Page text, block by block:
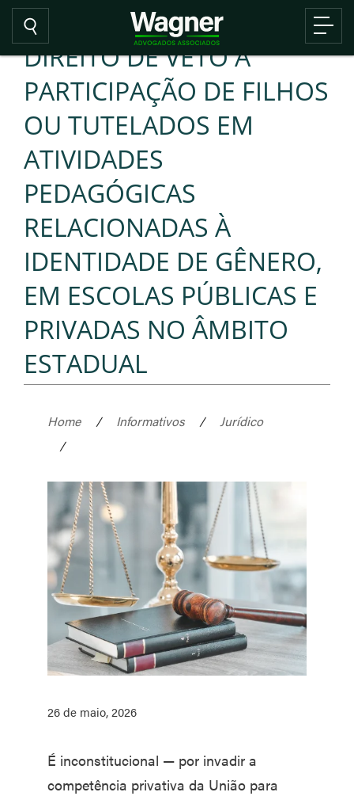
DIREITO DE VETO À
PARTICIPAÇÃO DE FILHOS
OU TUTELADOS EM
ATIVIDADES
PEDAGÓGICAS
RELACIONADAS À
IDENTIDADE DE GÊNERO,
EM ESCOLAS PÚBLICAS E
PRIVADAS NO ÂMBITO
ESTADUAL
Home / Informativos /
Jurídico
/
26 de maio, 2026
É inconstitucional — por invadir a
competência privativa da União para